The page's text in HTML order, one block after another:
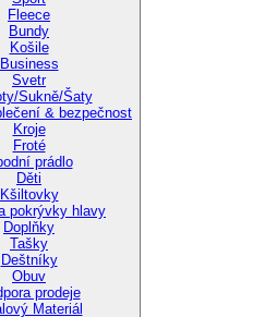
Fleece
Bundy
Košile
Business
Svetr
Sukně/Šaty
& bezpečnost
Kroje
Froté
prádlo
Děti
Kšiltovky
pokrývky hlavy
Doplňky
Tašky
Deštníky
Obuv
prodeje
Materiál